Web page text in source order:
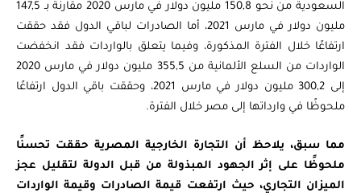
السعودية من نحو 150,8 مليون دولار في مارس 2020 مقارنة بـ 147,5
مليون دولار في مارس 2021، أما الصادرات لباقي الدول فقد حققت
ارتفاعًا خلال الفترة المذكورة، وفيما يتعلق بالواردات فقد انخفضت
الواردات من السلع الألمانية من 355,5 مليون دولار في مارس 2020
إلى 300,2 مليون دولار في مارس 2021، وحققت باقي الدول ارتفاعًا
ملحوظًا في وارداتها إلى مصر خلال الفترة.
مما سبق، يلاحظ أن التجارة الخارجية المصرية حققت تحسنًا
ملحوظًا على إثر الجهود المبذولة من قبل الدولة لتقليل عجز
الميزان التجاري، حيث ارتفعت قيمة الصادرات وقيمة الواردات